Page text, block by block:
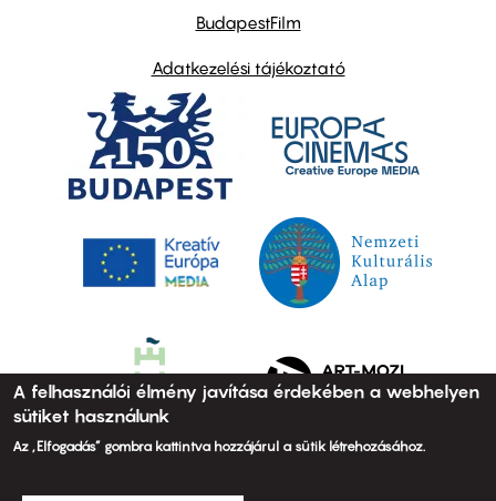
BudapestFilm
Adatkezelési tájékoztató
A felhasználói élmény javítása érdekében a webhelyen
sütiket használunk
Az „Elfogadás” gombra kattintva hozzájárul a sütik létrehozásához.